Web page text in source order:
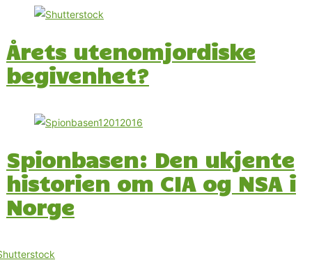
Årets utenomjordiske
begivenhet?
Spionbasen: Den ukjente
historien om CIA og NSA i
Norge